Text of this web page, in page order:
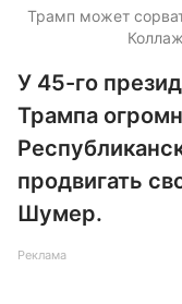
Трамп может
У 45-го
Трампа
продвигать
Шумер.
Реклама